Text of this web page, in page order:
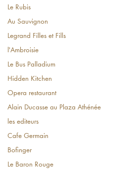
Le Rubis
Au Sauvignon
Legrand Filles et Fills
l'Ambroisie
Le Bus Palladium
Hidden Kitchen
Opera restaurant
Alain Ducasse au Plaza Athénée
les editeurs
Cafe Germain
Bofinger
Le Baron Rouge